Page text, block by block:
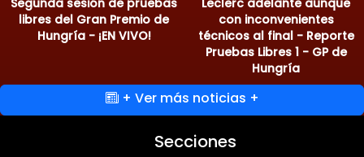
Segunda sesión de pruebas
libres del Gran Premio de
Hungría - ¡EN VIVO!
Leclerc adelante aunque
con inconvenientes
técnicos al final - Reporte
Pruebas Libres 1 - GP de
Hungría
+ Ver más noticias +
Secciones